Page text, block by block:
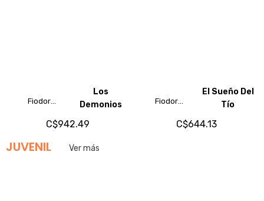
Fiodor
Los
Demonios
C$942.49
Fiodor
El Sueño Del
Tío
C$644.13
JUVENIL Ver más